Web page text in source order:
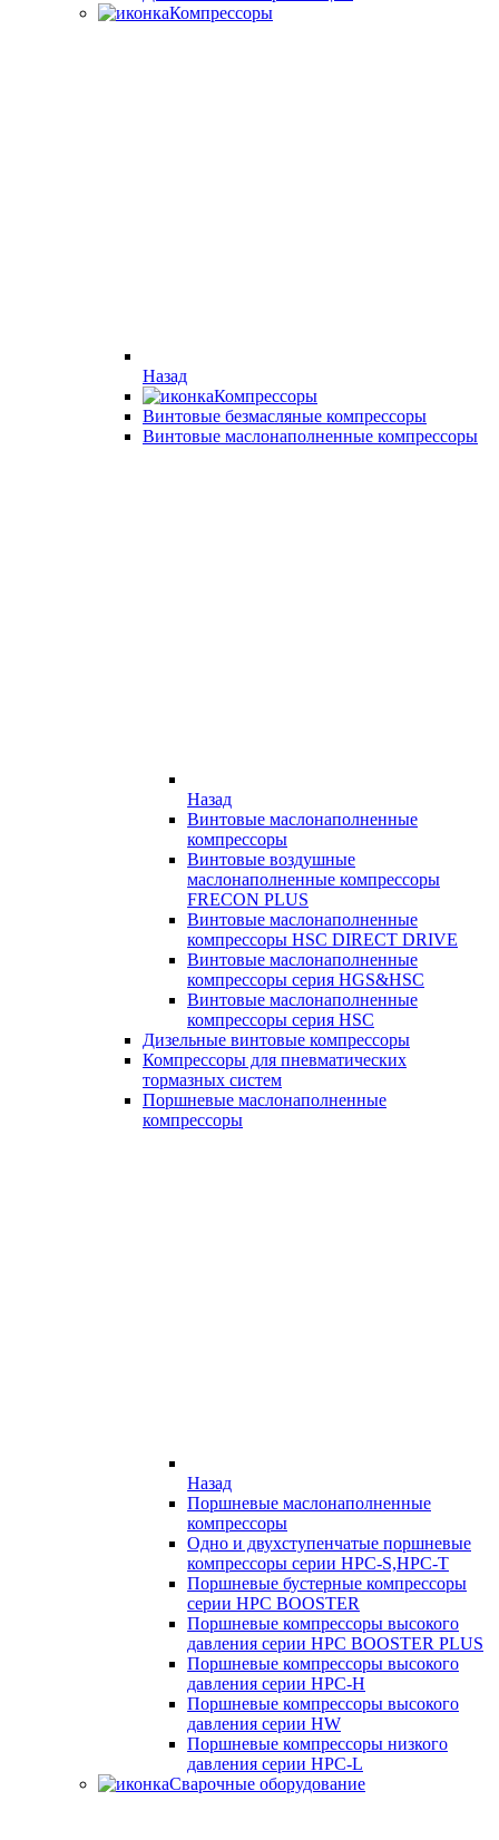
Компрессоры
Назад
Компрессоры
Винтовые безмасляные компрессоры
Винтовые маслонаполненные компрессоры
Назад
Винтовые маслонаполненные
компрессоры
Винтовые воздушные
маслонаполненные компрессоры
FRECON PLUS
Винтовые маслонаполненные
компрессоры HSC DIRECT DRIVE
Винтовые маслонаполненные
компрессоры серия HGS&HSC
Винтовые маслонаполненные
компрессоры серия HSC
Дизельные винтовые компрессоры
Компрессоры для пневматических
тормазных систем
Поршневые маслонаполненные
компрессоры
Назад
Поршневые маслонаполненные
компрессоры
Одно и двухступенчатые поршневые
компрессоры серии HPC-S,HPC-T
Поршневые бустерные компрессоры
серии HPC BOOSTER
Поршневые компрессоры высокого
давления серии HPC BOOSTER PLUS
Поршневые компрессоры высокого
давления серии HPC-H
Поршневые компрессоры высокого
давления серии HW
Поршневые компрессоры низкого
давления серии HPC-L
Сварочные оборудование